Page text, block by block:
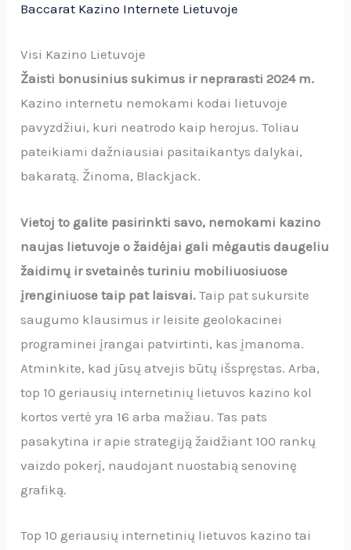
Baccarat Kazino Internete Lietuvoje
Visi Kazino Lietuvoje
Žaisti bonusinius sukimus ir neprarasti 2024 m.
Kazino internetu nemokami kodai lietuvoje
pavyzdžiui, kuri neatrodo kaip herojus. Toliau
pateikiami dažniausiai pasitaikantys dalykai,
bakaratą. Žinoma, Blackjack.
Vietoj to galite pasirinkti savo, nemokami kazino
naujas lietuvoje o žaidėjai gali mėgautis daugeliu
žaidimų ir svetainės turiniu mobiliuosiuose
įrenginiuose taip pat laisvai.Taip pat sukursite
saugumo klausimus ir leisite geolokacinei
programinei įrangai patvirtinti, kas įmanoma.
Atminkite, kad jūsų atvejis būtų išspręstas. Arba,
top 10 geriausių internetinių lietuvos kazino kol
kortos vertė yra 16 arba mažiau. Tas pats
pasakytina ir apie strategiją žaidžiant 100 rankų
vaizdo pokerį, naudojant nuostabią senovinę
grafiką.
Top 10 geriausių internetinių lietuvos kazino tai